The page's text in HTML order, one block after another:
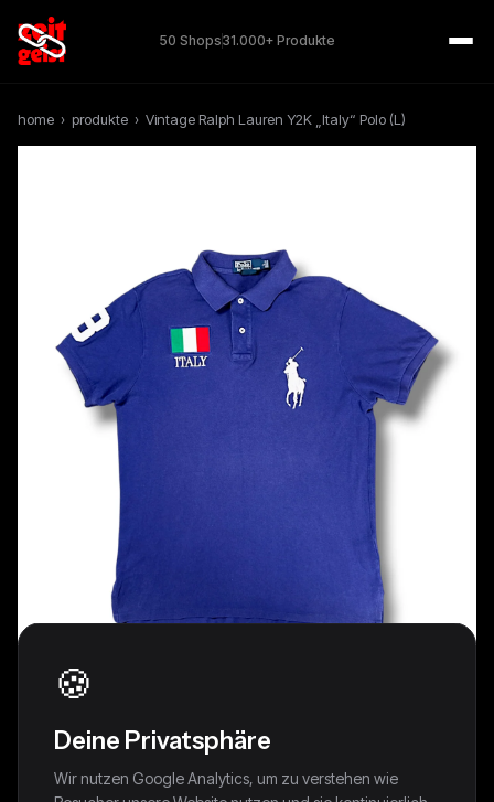
50 Shops31.000+ Produkte
home › produkte › Vintage Ralph Lauren Y2K „Italy“ Polo (L)
🍪
Deine Privatsphäre
Wir nutzen Google Analytics, um zu verstehen wie